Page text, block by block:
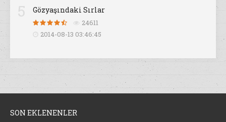
Gözyaşındaki Sırlar
24611
2014-08-13 03:46:45
SON EKLENENLER